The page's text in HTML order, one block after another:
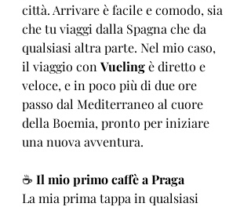
città. Arrivare è facile e comodo, sia
che tu viaggi dalla Spagna che da
qualsiasi altra parte. Nel mio caso,
il viaggio con Vueling è diretto e
veloce, e in poco più di due ore
passo dal Mediterraneo al cuore
della Boemia, pronto per iniziare
una nuova avventura.
☕ Il mio primo caffè a Praga
La mia prima tappa in qualsiasi